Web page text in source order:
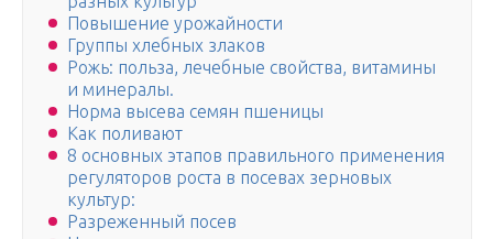
Повышение урожайности
Группы хлебных злаков
Рожь: польза, лечебные свойства, витамины
и минералы.
Норма высева семян пшеницы
Как поливают
8 основных этапов правильного применения
регуляторов роста в посевах зерновых
культур:
Разреженный посев